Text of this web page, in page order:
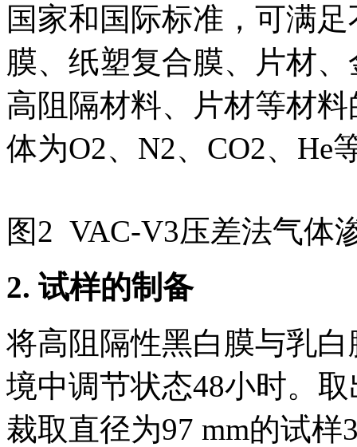
国家和国际标准，可满
膜、纸塑复合膜、片材
高阻隔材料、片材等材
体为O2、N2、CO2、He
图2 VAC-V3压差法气体
2. 试样的制备
将高阻隔性黑白膜与乳
境中调节状态48小时。
裁取直径为97 mm的试样